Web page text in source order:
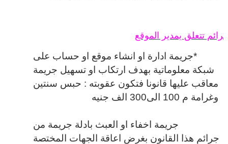
تتعلق يمدير الموقع
*جريمة ادارة او انشاء موقع او حساب على
شبكة معلوماتية بهدف ارتكاب او تسهيل جريمة
معاقب عليها قانونا فتكون عقوبته : حبس سنتين
وغرامة م 100 الى300 الف جنيه
جريمة اخفاء او العبث بادلة جريمة من
جرائم هذا القانون بغرض اعاقة الجهات المختصة